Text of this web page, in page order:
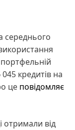
середнього
кредитів на
це повідомляє
отримали від